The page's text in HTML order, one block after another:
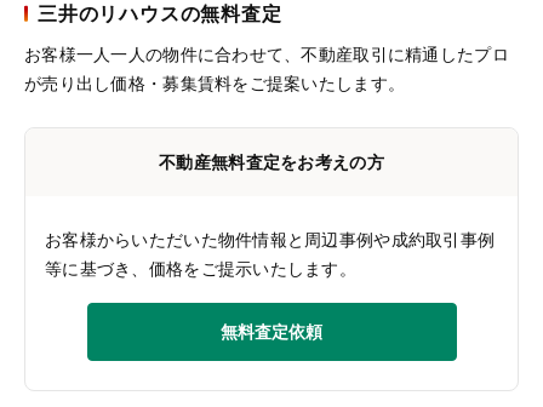
三井のリハウスの無料査定
お客様一人一人の物件に合わせて、不動産取引に精通したプロ
が売り出し価格・募集賃料をご提案いたします。
不動産無料査定をお考えの方
お客様からいただいた物件情報と周辺事例や成約取引事例
等に基づき、価格をご提示いたします。
無料査定依頼